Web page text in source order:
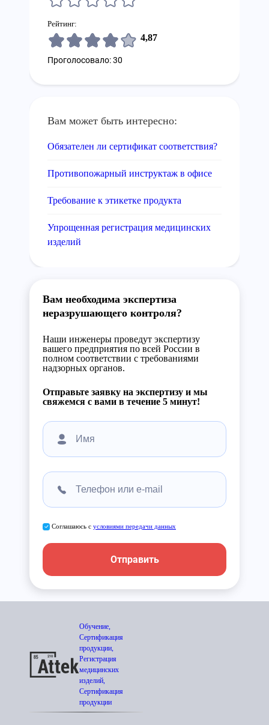
Рейтинг:
4,87
Проголосовало: 30
Вам может быть интересно:
Обязателен ли сертификат соответствия?
Противопожарный инструктаж в офисе
Требование к этикетке продукта
Упрощенная регистрация медицинских
изделий
Вам необходима экспертиза
неразрушающего контроля?
Наши инженеры проведут экспертизу
вашего предприятия по всей России в
полном соответствии с требованиями
надзорных органов.
Отправьте заявку на экспертизу и мы
свяжемся с вами в течение 5 минут!
Соглашаюсь с условиями передачи данных
Отправить
Обучение,
Сертификация
продукции,
Регистрация
медицинских
изделий,
Сертификация
продукции